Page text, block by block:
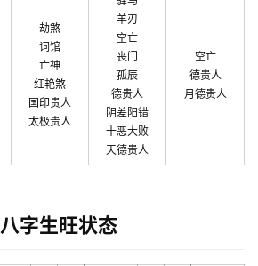
劫煞
词馆
亡神
红艳煞
国印贵人
太极贵人
羊刃
空亡
丧门
孤辰
德贵人
阴差阳错
十恶大败
天德贵人
空亡
德贵人
月德贵人
八字生旺状态